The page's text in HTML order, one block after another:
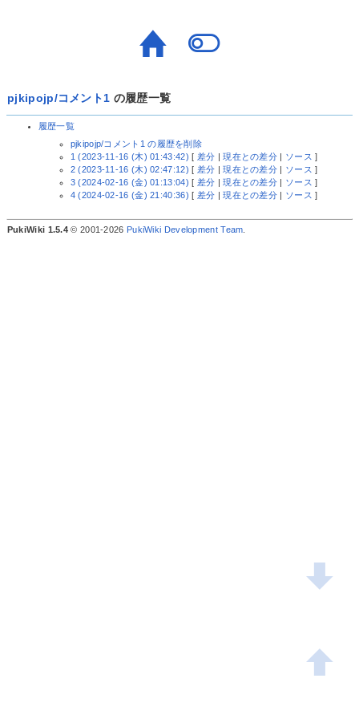
pjkipojp/コメント1 の履歴一覧
履歴一覧
pjkipojp/コメント1 の履歴を削除
1 (2023-11-16 (木) 01:43:42) [ 差分 |現在との差分 | ソース ]
2 (2023-11-16 (木) 02:47:12) [ 差分 |現在との差分 | ソース ]
3 (2024-02-16 (金) 01:13:04) [ 差分 |現在との差分 | ソース ]
4 (2024-02-16 (金) 21:40:36) [ 差分 |現在との差分 | ソース ]
PukiWiki 1.5.4 © 2001-2026 PukiWiki Development Team